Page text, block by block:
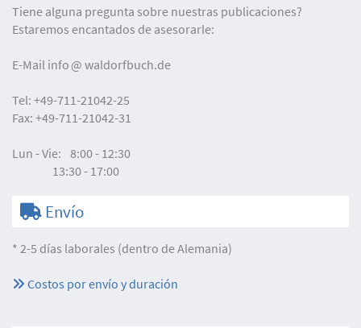
Tiene alguna pregunta sobre nuestras publicaciones?
Estaremos encantados de asesorarle:
E-Mail info waldorfbuch.de
Tel: +49-711-21042-25
Fax: +49-711-21042-31
Lun - Vie: 8:00 - 12:30
13:30 - 17:00
Envío
* 2-5 días laborales (dentro de Alemania)
Costos por envío y duración